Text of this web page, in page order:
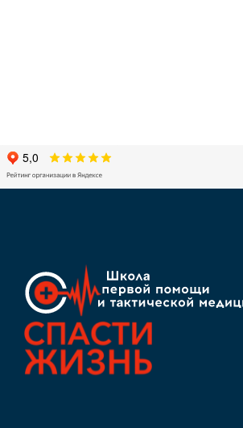
Блог
Расписание
Политика конфиденциальности
Публичная
оферта
Сведения об образовательной организации на
основном сайте
Согласие на обработку персональных данных